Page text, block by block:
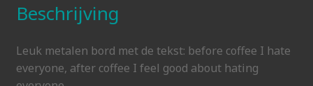
Beschrijving
Leuk metalen bord met de tekst: before coffee I hate
everyone, after coffee I feel good about hating